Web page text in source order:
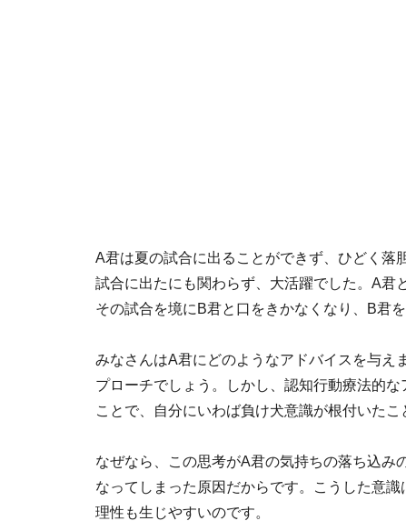
A君は夏の試合に出ることができず、ひどく落
試合に出たにも関わらず、大活躍でした。A君
その試合を境にB君と口をきかなくなり、B君
みなさんはA君にどのようなアドバイスを与え
プローチでしょう。しかし、認知行動療法的
ことで、自分にいわば負け犬意識が根付いた
なぜなら、この思考がA君の気持ちの落ち込み
なってしまった原因だからです。こうした意
理性も生じやすいのです。